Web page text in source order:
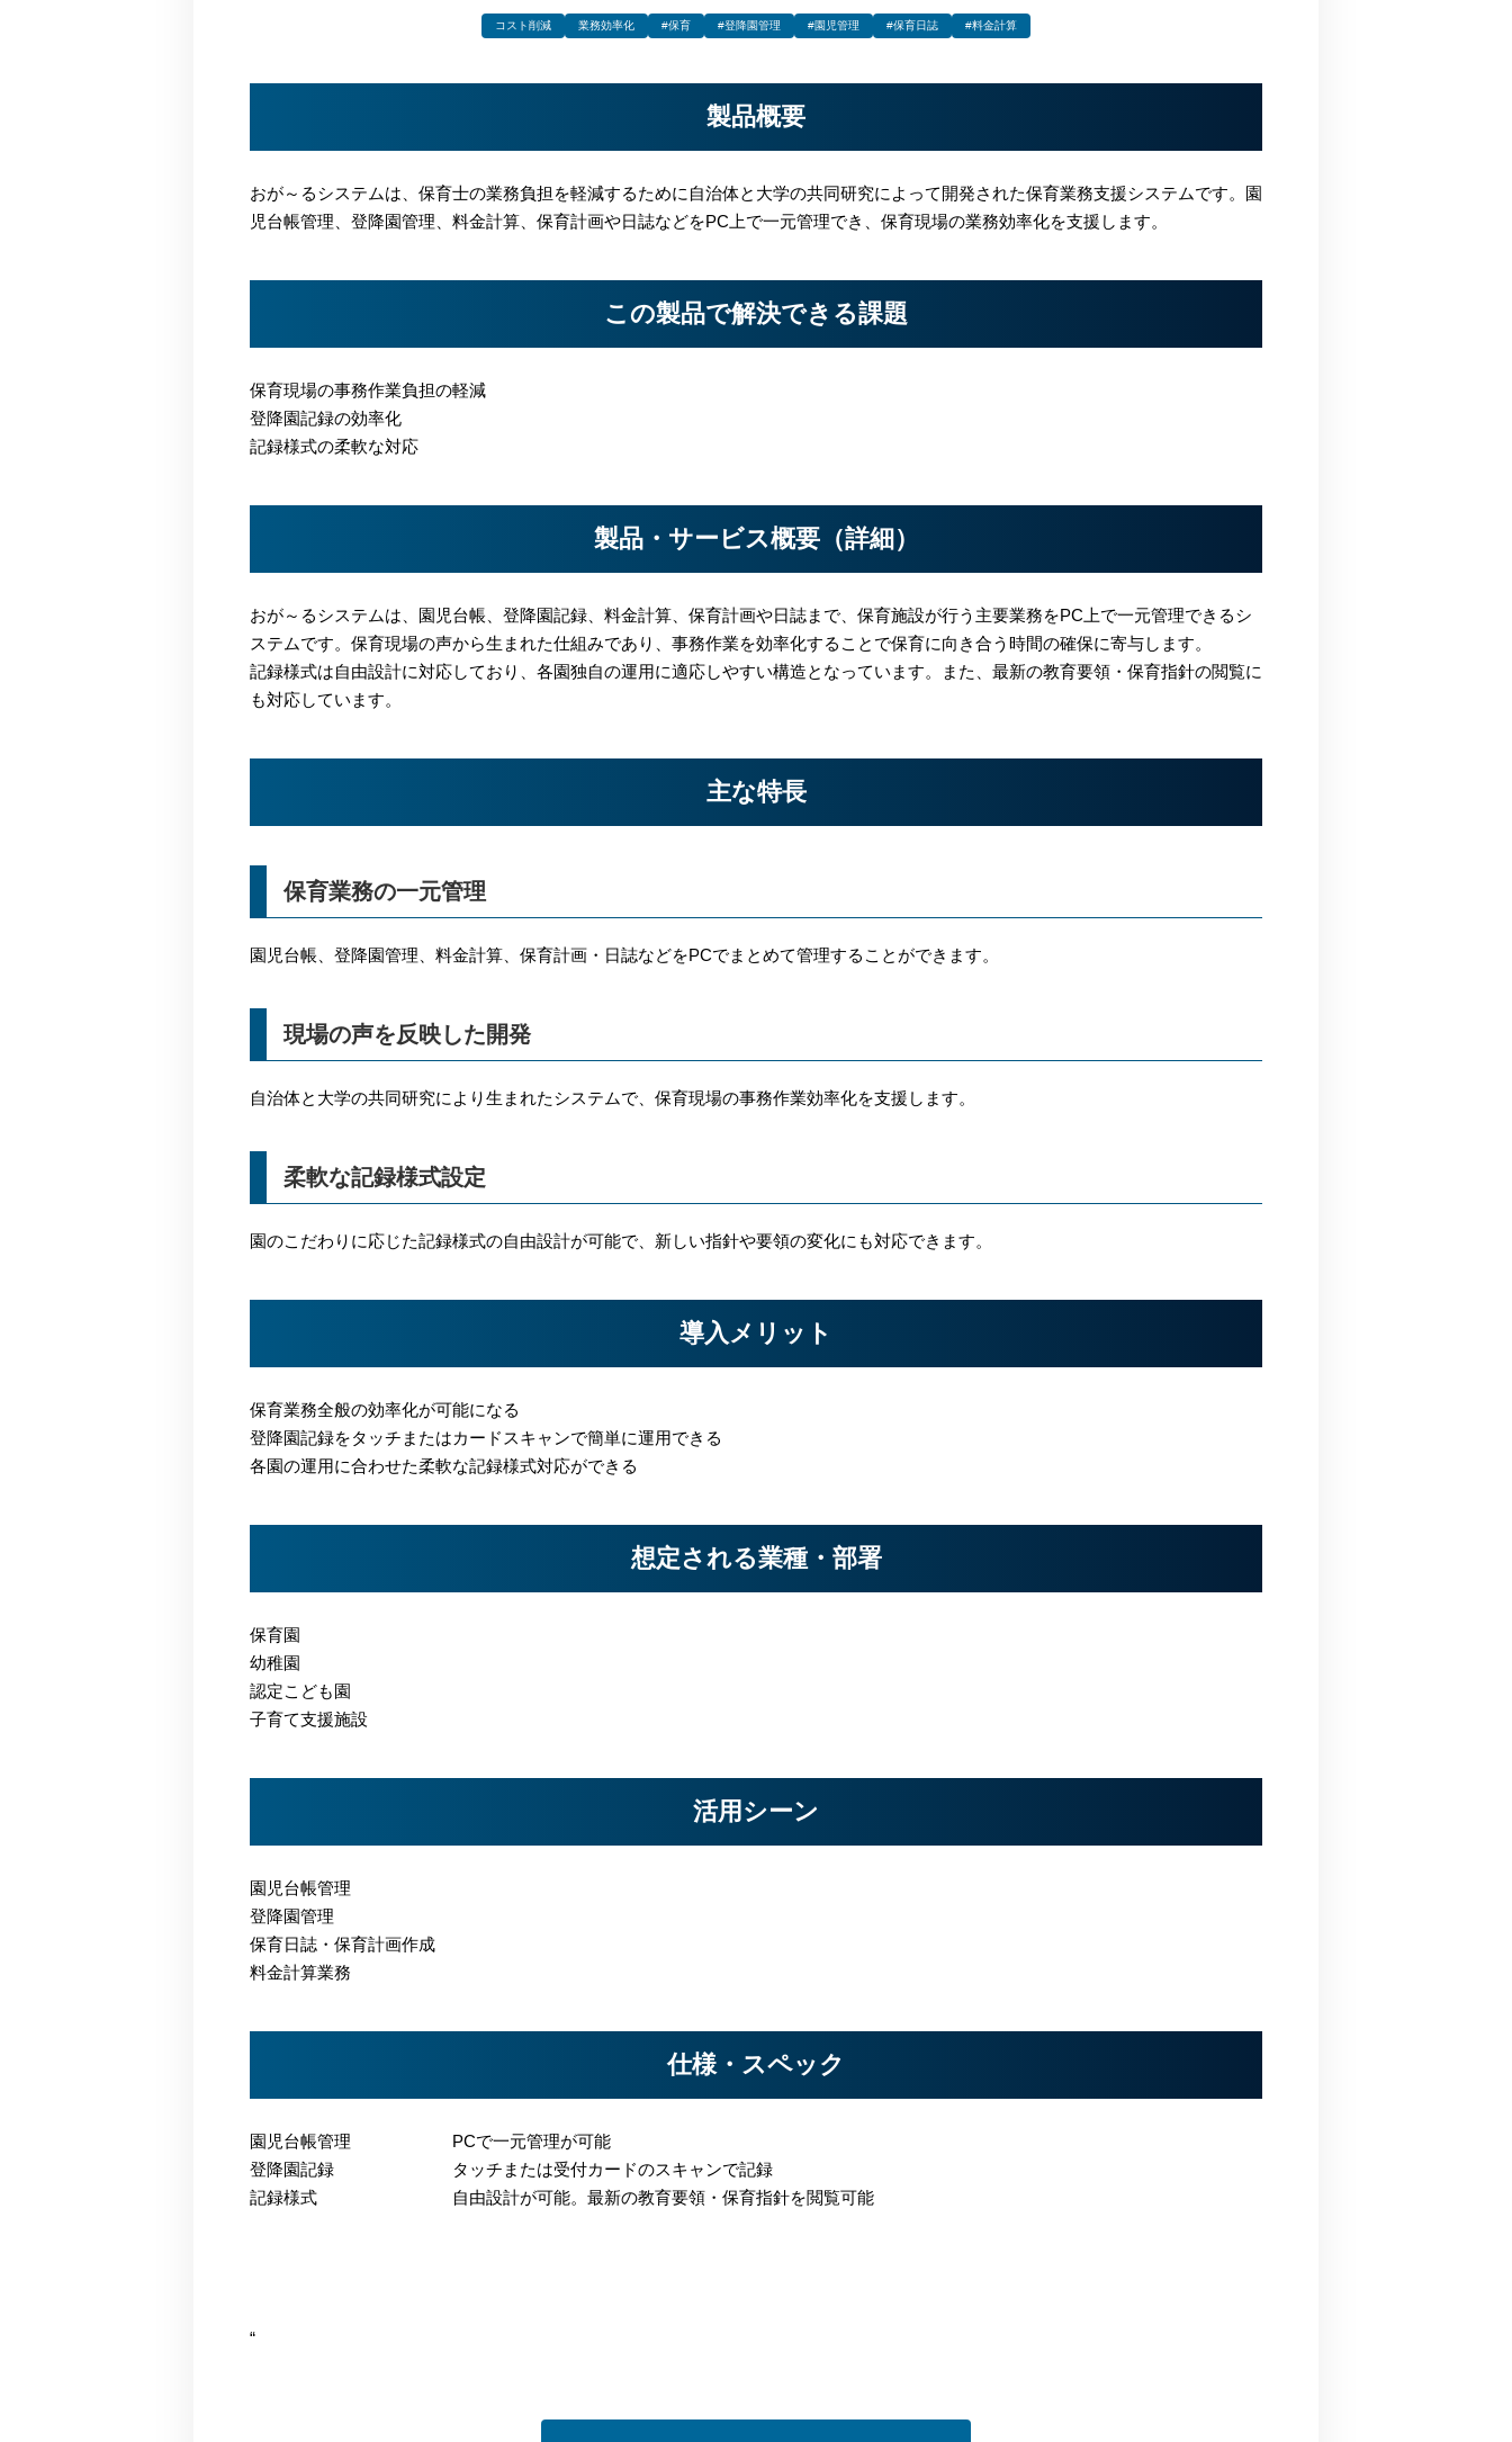
コスト削減 業務効率化 #保育 #登降園管理 #園児管理 #保育日誌 #料金計算
製品概要
おが～るシステムは、保育士の業務負担を軽減するために自治体と大学の共同研究によって開発された保育業務支援システムです。園
児台帳管理、登降園管理、料金計算、保育計画や日誌などをPC上で一元管理でき、保育現場の業務効率化を支援します。
この製品で解決できる課題
保育現場の事務作業負担の軽減
登降園記録の効率化
記録様式の柔軟な対応
製品・サービス概要（詳細）
おが～るシステムは、園児台帳、登降園記録、料金計算、保育計画や日誌まで、保育施設が行う主要業務をPC上で一元管理できるシ
ステムです。保育現場の声から生まれた仕組みであり、事務作業を効率化することで保育に向き合う時間の確保に寄与します。
記録様式は自由設計に対応しており、各園独自の運用に適応しやすい構造となっています。また、最新の教育要領・保育指針の閲覧に
も対応しています。
主な特長
保育業務の一元管理
園児台帳、登降園管理、料金計算、保育計画・日誌などをPCでまとめて管理することができます。
現場の声を反映した開発
自治体と大学の共同研究により生まれたシステムで、保育現場の事務作業効率化を支援します。
柔軟な記録様式設定
園のこだわりに応じた記録様式の自由設計が可能で、新しい指針や要領の変化にも対応できます。
導入メリット
保育業務全般の効率化が可能になる
登降園記録をタッチまたはカードスキャンで簡単に運用できる
各園の運用に合わせた柔軟な記録様式対応ができる
想定される業種・部署
保育園
幼稚園
認定こども園
子育て支援施設
活用シーン
園児台帳管理
登降園管理
保育日誌・保育計画作成
料金計算業務
仕様・スペック
園児台帳管理
PCで一元管理が可能
登降園記録
タッチまたは受付カードのスキャンで記録
記録様式
自由設計が可能。最新の教育要領・保育指針を閲覧可能
“